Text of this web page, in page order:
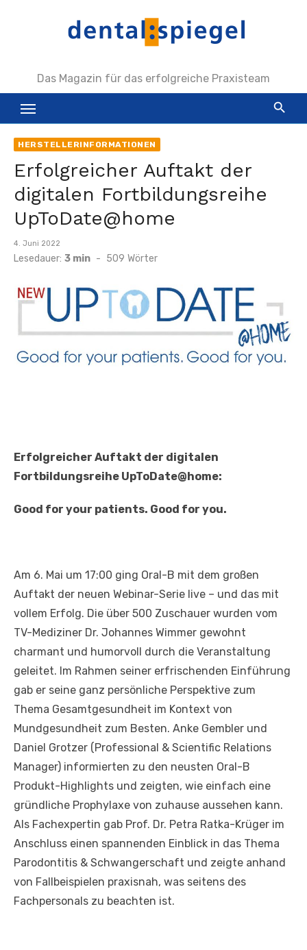
Das Magazin für das erfolgreiche Praxisteam
HERSTELLERINFORMATIONEN
Erfolgreicher Auftakt der
digitalen Fortbildungsreihe
UpToDate@home
Veröffentlicht
am
4. Juni 2022
Lesedauer: 3 min - 509 Wörter
Erfolgreicher Auftakt der digitalen
Fortbildungsreihe UpToDate@home:
Good for your patients. Good for you.
Am 6. Mai um 17:00 ging Oral-B mit dem großen
Auftakt der neuen Webinar-Serie live – und das mit
vollem Erfolg. Die über 500 Zuschauer wurden vom
TV-Mediziner Dr. Johannes Wimmer gewohnt
charmant und humorvoll durch die Veranstaltung
geleitet. Im Rahmen seiner erfrischenden Einführung
gab er seine ganz persönliche Perspektive zum
Thema Gesamtgesundheit im Kontext von
Mundgesundheit zum Besten. Anke Gembler und
Daniel Grotzer (Professional & Scientific Relations
Manager) informierten zu den neusten Oral-B
Produkt-Highlights und zeigten, wie einfach eine
gründliche Prophylaxe von zuhause aussehen kann.
Als Fachexpertin gab Prof. Dr. Petra Ratka-Krüger im
Anschluss einen spannenden Einblick in das Thema
Parodontitis & Schwangerschaft und zeigte anhand
von Fallbeispielen praxisnah, was seitens des
Fachpersonals zu beachten ist.